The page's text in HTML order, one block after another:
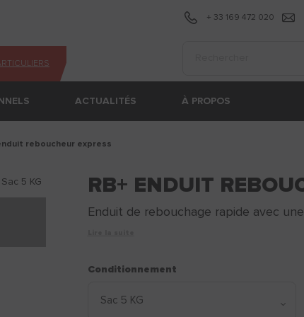
+ 33 169 472 020
ACTUALITÉS À PROPOS
reboucheur express
RB+​ ENDUIT
Enduit de rebouchage rapide avec
Conditionnement